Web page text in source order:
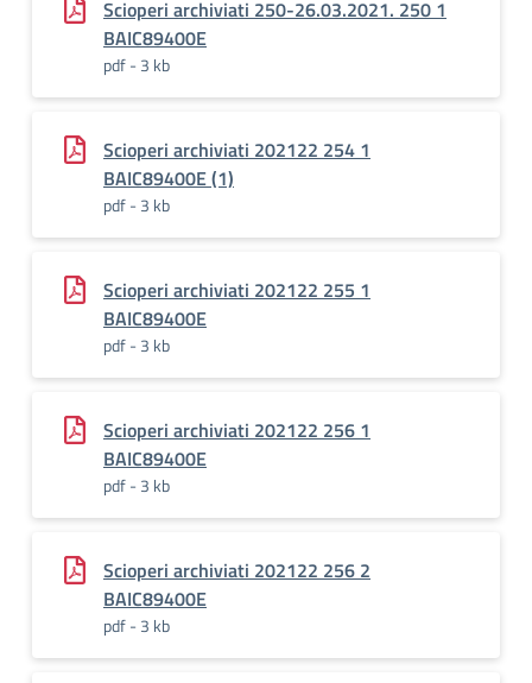
Scioperi archiviati 250-26.03.2021. 250 1
BAIC89400E
pdf - 3 kb
Scioperi archiviati 202122 254 1
BAIC89400E (1)
pdf - 3 kb
Scioperi archiviati 202122 255 1
BAIC89400E
pdf - 3 kb
Scioperi archiviati 202122 256 1
BAIC89400E
pdf - 3 kb
Scioperi archiviati 202122 256 2
BAIC89400E
pdf - 3 kb